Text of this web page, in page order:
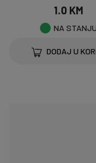
1.0 KM
NA STANJU
DODAJ U